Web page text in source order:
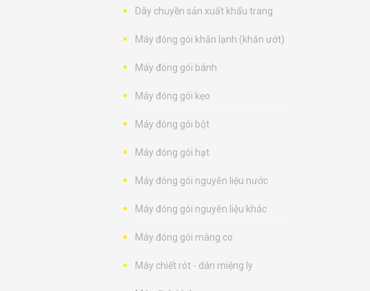
Dây chuyền sản xuất khẩu trang
Máy đóng gói khăn lạnh (khăn ướt)
Máy đóng gói bánh
Máy đóng gói kẹo
Máy đóng gói bột
Máy đóng gói hạt
Máy đóng gói nguyên liệu nước
Máy đóng gói nguyên liệu khác
Máy đóng gói màng co
Máy chiết rót - dán miệng ly